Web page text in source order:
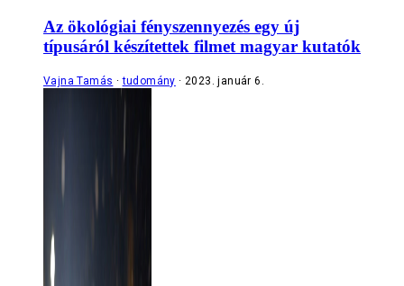
Az ökológiai fényszennyezés egy új
típusáról készítettek filmet magyar kutatók
Vajna Tamás tudomány 2023. január 6.